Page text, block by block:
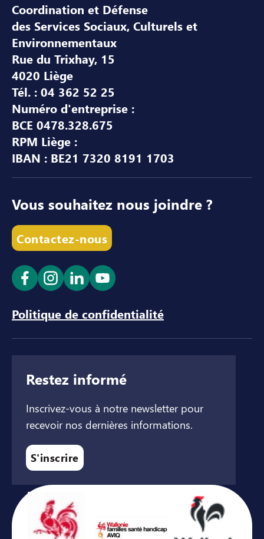
Coordination et Défense
des Services Sociaux, Culturels et
Environnementaux
Rue du Trixhay, 15
4020 Liège
Tél. : 04 362 52 25
Numéro d'entreprise :
BCE 0478.328.675
RPM Liège :
IBAN : BE21 7320 8191 1703
Vous souhaitez nous joindre ?
Contactez-nous
Ouvrir le lien dans un nouvel onglet
Ouvrir le lien dans un nouvel onglet
Ouvrir le lien dans un nouvel
Ouvrir le lien dans un
Politique de confidentialité
Restez informé
Inscrivez-vous à notre newsletter pour
recevoir nos dernières informations.
S'inscrire
Avec le soutien de ...